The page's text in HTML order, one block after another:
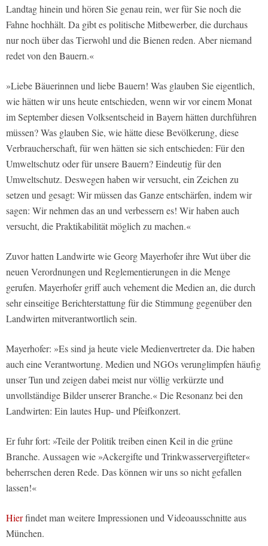
Landtag hinein und hören Sie genau rein, wer für Sie noch die
Fahne hochhält. Da gibt es politische Mitbewerber, die durchaus
nur noch über das Tierwohl und die Bienen reden. Aber niemand
redet von den Bauern.«
»Liebe Bäuerinnen und liebe Bauern! Was glauben Sie eigentlich,
wie hätten wir uns heute entschieden, wenn wir vor einem Monat
im September diesen Volksentscheid in Bayern hätten durchführen
müssen? Was glauben Sie, wie hätte diese Bevölkerung, diese
Verbraucherschaft, für wen hätten sie sich entschieden: Für den
Umweltschutz oder für unsere Bauern? Eindeutig für den
Umweltschutz. Deswegen haben wir versucht, ein Zeichen zu
setzen und gesagt: Wir müssen das Ganze entschärfen, indem wir
sagen: Wir nehmen das an und verbessern es! Wir haben auch
versucht, die Praktikabilität möglich zu machen.«
Zuvor hatten Landwirte wie Georg Mayerhofer ihre Wut über die
neuen Verordnungen und Reglementierungen in die Menge
gerufen. Mayerhofer griff auch vehement die Medien an, die durch
sehr einseitige Berichterstattung für die Stimmung gegenüber den
Landwirten mitverantwortlich sein.
Mayerhofer: »Es sind ja heute viele Medienvertreter da. Die haben
auch eine Verantwortung. Medien und NGOs verunglimpfen häufig
unser Tun und zeigen dabei meist nur völlig verkürzte und
unvollständige Bilder unserer Branche.« Die Resonanz bei den
Landwirten: Ein lautes Hup- und Pfeifkonzert.
Er fuhr fort: »Teile der Politik treiben einen Keil in die grüne
Branche. Aussagen wie »Ackergifte und Trinkwasservergifteter«
beherrschen deren Rede. Das können wir uns so nicht gefallen
lassen!«
Hierfindet man weitere Impressionen und Videoausschnitte aus
München.